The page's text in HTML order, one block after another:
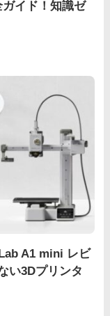
ガイド！知識ゼ
A1 mini レビ
い3Dプリンタ